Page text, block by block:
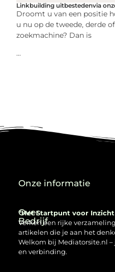
Linkbuilding uitbestedenvia
Droomt u van een positie
u nu op de tweede, derde
zoekmachine? Dan is
...
Over
Bedrijf
“Het Startpunt voor
Verken een rijke
artikelen die je aan het
Welkom bij Mediatorsite.nl
en verbinding.
Onze informatie